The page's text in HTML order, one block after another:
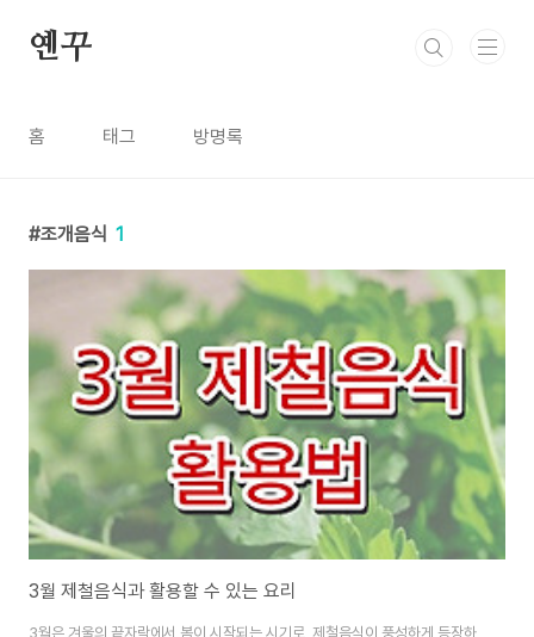
옌꾸
홈 태그 방명록
조개음식 1
3월 제철음식과 활용할 수 있는 요리
3월은 겨울의 끝자락에서 봄이 시작되는 시기로, 제철음식이 풍성하게 등장하